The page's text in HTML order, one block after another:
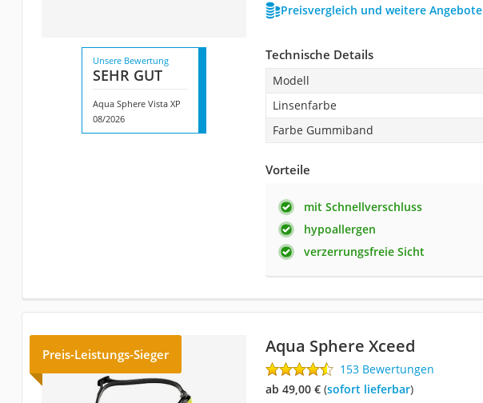
Preisvergleich und weitere Angebote
Unsere Bewertung
SEHR GUT
Aqua Sphere Vista XP
08/2026
Technische Details
Modell
Linsenfarbe
Farbe Gummiband
Vorteile
mit Schnellverschluss
hypoallergen
verzerrungsfreie Sicht
Preis-Leistungs-Sieger Aqua Sphere Xceed
153 Bewertungen
ab 49,00 €( Sofort lieferbar)